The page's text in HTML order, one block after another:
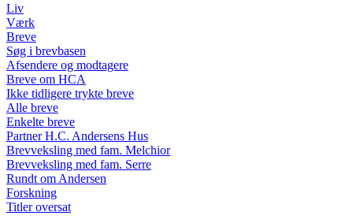
Liv
Værk
Breve
Søg i brevbasen
Afsendere og modtagere
Breve om HCA
Ikke tidligere trykte breve
Alle breve
Enkelte breve
Partner H.C. Andersens Hus
Brevveksling med fam. Melchior
Brevveksling med fam. Serre
Rundt om Andersen
Forskning
Titler oversat